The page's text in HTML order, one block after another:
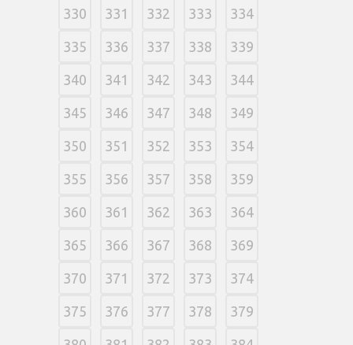
330 331 332 333 334
335 336 337 338 339
340 341 342 343 344
345 346 347 348 349
350 351 352 353 354
355 356 357 358 359
360 361 362 363 364
365 366 367 368 369
370 371 372 373 374
375 376 377 378 379